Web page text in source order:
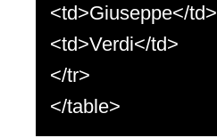
<td>Giuseppe</td>
<td>Verdi</td>
</tr>
</table>